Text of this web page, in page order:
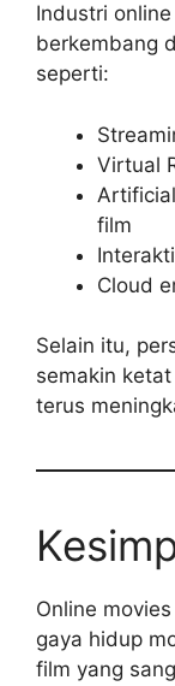
Industri
berkembang
seperti:
Virtual
film
Cloud
Selain itu,
semakin
terus
Online
gaya hidup
film yang